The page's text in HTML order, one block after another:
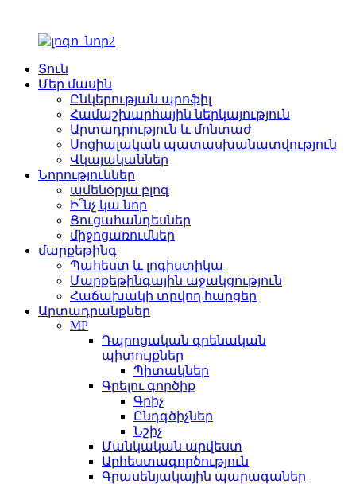
Տուն
Մեր մասին
Ընկերության պրոֆիլ
Համաշխարհային ներկայություն
Արտադրություն և մոնտաժ
Սոցիալական պատասխանատվություն
Վկայականներ
Նորություններ
ամենօրյա բլոգ
Ի՞նչ կա նոր
Ցուցահանդեսներ
միջոցառումներ
մարքեթինգ
Պահեստ և լոգիստիկա
Մարքեթինգային աջակցություն
Հաճախակի տրվող հարցեր
Արտադրանքներ
MP
Դպրոցական գրենական
պիտույքներ
Պիտակներ
Գրելու գործիք
Գրիչ
Ընդգծիչներ
Նշիչ
Մանկական արվեստ
Արհեստագործություն
Գրասենյակային պարագաներ